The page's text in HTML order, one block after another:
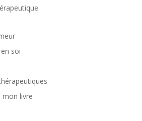
soi
mon livre